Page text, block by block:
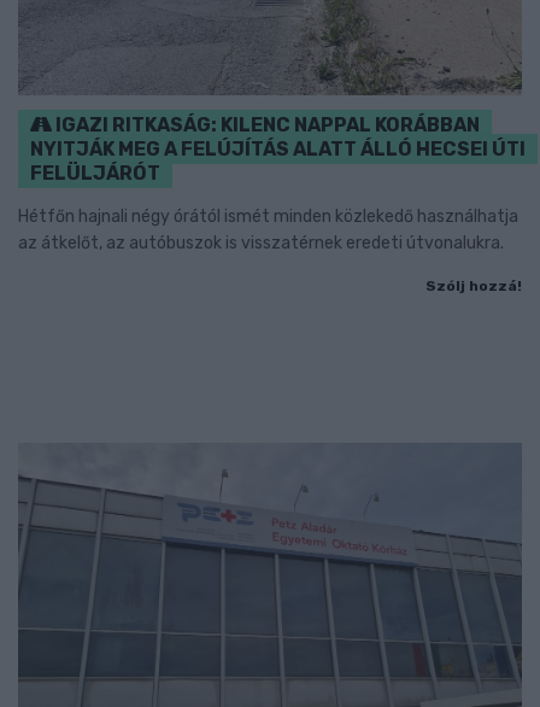
IGAZI RITKASÁG: KILENC NAPPAL KORÁBBAN
NYITJÁK MEG A FELÚJÍTÁS ALATT ÁLLÓ HECSEI ÚTI
FELÜLJÁRÓT
Hétfőn hajnali négy órától ismét minden közlekedő használhatja
az átkelőt, az autóbuszok is visszatérnek eredeti útvonalukra.
Szólj hozzá!